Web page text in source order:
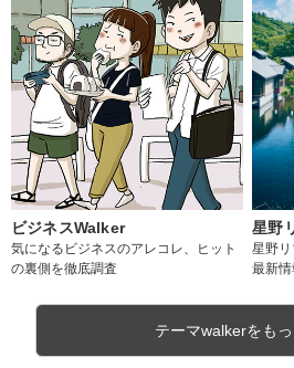
ビジネスWalker
気になるビジネスのアレコレ、ヒット
の裏側を徹底調査
星野
星野
最新情
テーマwalkerをも